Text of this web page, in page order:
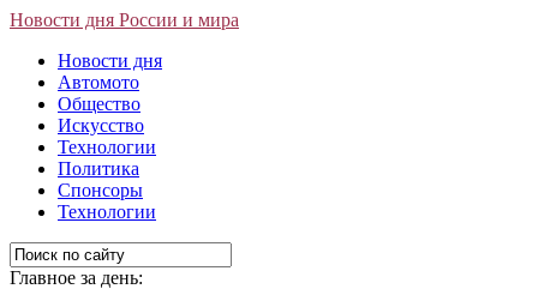
Новости дня России и мира
Новости дня
Автомото
Общество
Искусство
Технологии
Политика
Спонсоры
Технологии
Главное за день: